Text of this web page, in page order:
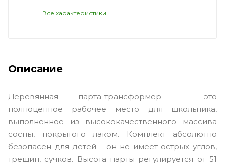
Все характеристики
Описание
Деревянная парта-трансформер - это
полноценное рабочее место для школьника,
выполненное из высококачественного массива
сосны, покрытого лаком. Комплект абсолютно
безопасен для детей - он не имеет острых углов,
трещин, сучков. Высота парты регулируется от 51